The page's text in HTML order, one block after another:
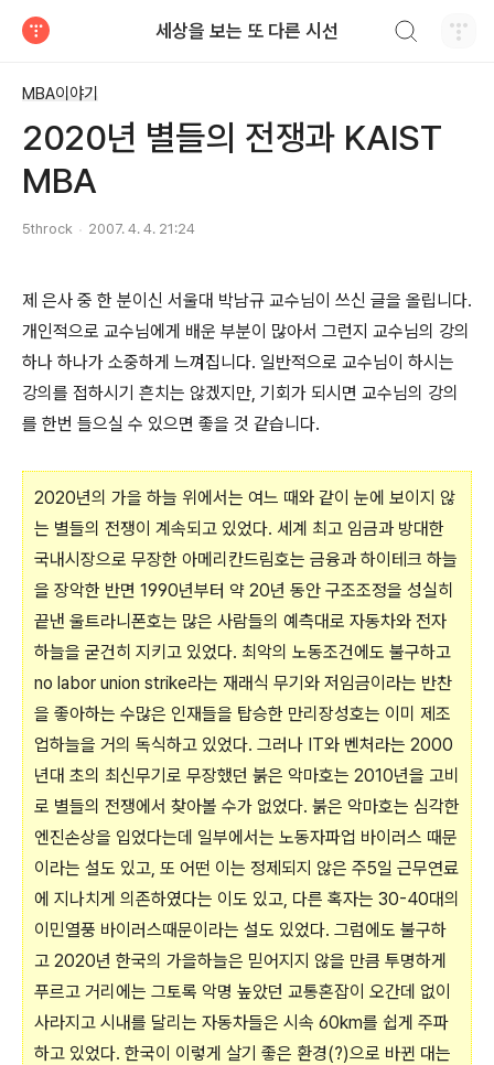
세상을 보는 또 다른 시선
MBA이야기
2020년 별들의 전쟁과 KAIST
MBA
5throck 2007. 4. 4. 21:24
제 은사 중 한 분이신 서울대 박남규 교수님이 쓰신 글을 올립니다.
개인적으로 교수님에게 배운 부분이 많아서 그런지 교수님의 강의
하나 하나가 소중하게 느껴집니다. 일반적으로 교수님이 하시는
강의를 접하시기 흔치는 않겠지만, 기회가 되시면 교수님의 강의
를 한번 들으실 수 있으면 좋을 것 같습니다.
2020년의 가을 하늘 위에서는 여느 때와 같이 눈에 보이지 않
는 별들의 전쟁이 계속되고 있었다. 세계 최고 임금과 방대한
국내시장으로 무장한 아메리칸드림호는 금융과 하이테크 하늘
을 장악한 반면 1990년부터 약 20년 동안 구조조정을 성실히
끝낸 울트라니폰호는 많은 사람들의 예측대로 자동차와 전자
하늘을 굳건히 지키고 있었다. 최악의 노동조건에도 불구하고
no labor union strike라는 재래식 무기와 저임금이라는 반찬
을 좋아하는 수많은 인재들을 탑승한 만리장성호는 이미 제조
업하늘을 거의 독식하고 있었다. 그러나 IT와 벤처라는 2000
년대 초의 최신무기로 무장했던 붉은 악마호는 2010년을 고비
로 별들의 전쟁에서 찾아볼 수가 없었다. 붉은 악마호는 심각한
엔진손상을 입었다는데 일부에서는 노동자파업 바이러스 때문
이라는 설도 있고, 또 어떤 이는 정제되지 않은 주5일 근무연료
에 지나치게 의존하였다는 이도 있고, 다른 혹자는 30-40대의
이민열풍 바이러스때문이라는 설도 있었다. 그럼에도 불구하
고 2020년 한국의 가을하늘은 믿어지지 않을 만큼 투명하게
푸르고 거리에는 그토록 악명 높았던 교통혼잡이 오간데 없이
사라지고 시내를 달리는 자동차들은 시속 60km를 쉽게 주파
하고 있었다. 한국이 이렇게 살기 좋은 환경(?)으로 바뀐 대는